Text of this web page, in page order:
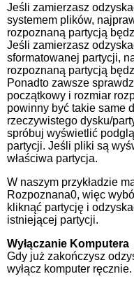
Jeśli zamierzasz
systemem plików,
rozpoznaną partycją
Jeśli zamierzasz
sformatowanej partycji,
rozpoznaną partycją
Ponadto zawsze
początkowy i rozmiar
powinny być takie same
rzeczywistego dysku/
spróbuj wyświetlić
partycji. Jeśli pliki są
właściwa partycja.
W naszym przykładzie
Rozpoznana0, więc
kliknąć partycję i
istniejącej partycji.
Wyłączanie Komputera
Gdy już zakończysz
wyłącz komputer ręcznie.